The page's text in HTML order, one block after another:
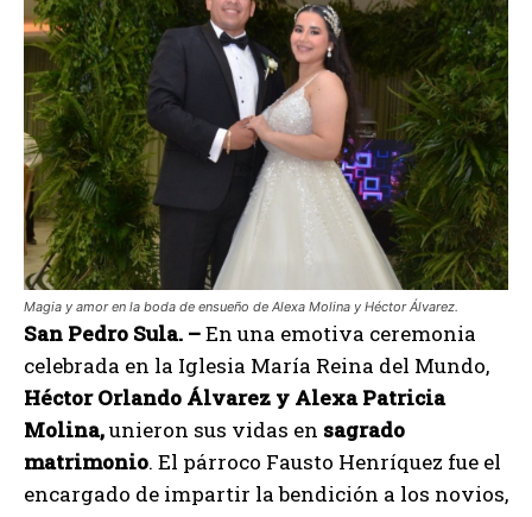
Magia y amor en la boda de ensueño de Alexa Molina y Héctor Álvarez.
San Pedro Sula. –En una emotiva ceremonia
celebrada en la Iglesia María Reina del Mundo,
Héctor Orlando Álvarez y Alexa Patricia
Molina,unieron sus vidas en sagrado
matrimonio. El párroco Fausto Henríquez fue el
encargado de impartir la bendición a los novios,